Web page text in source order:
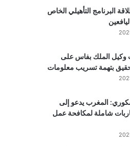
البرنامج التأهيلي الخاص
وكيل الملك بفاس على
بتهمة تسريب معلومات
المغرب يدعو إلى
شاملة لمكافحة عمل